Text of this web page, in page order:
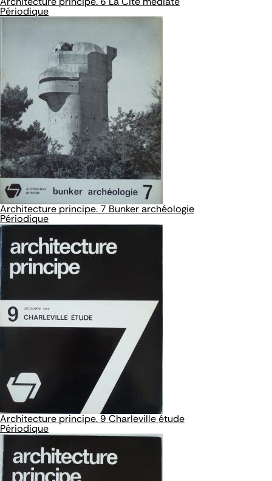
Périodique
Architecture principe. 7 Bunker archéologie
Périodique
Architecture principe. 9 Charleville étude
Périodique